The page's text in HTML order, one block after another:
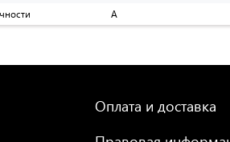
A
Оплата и доставка